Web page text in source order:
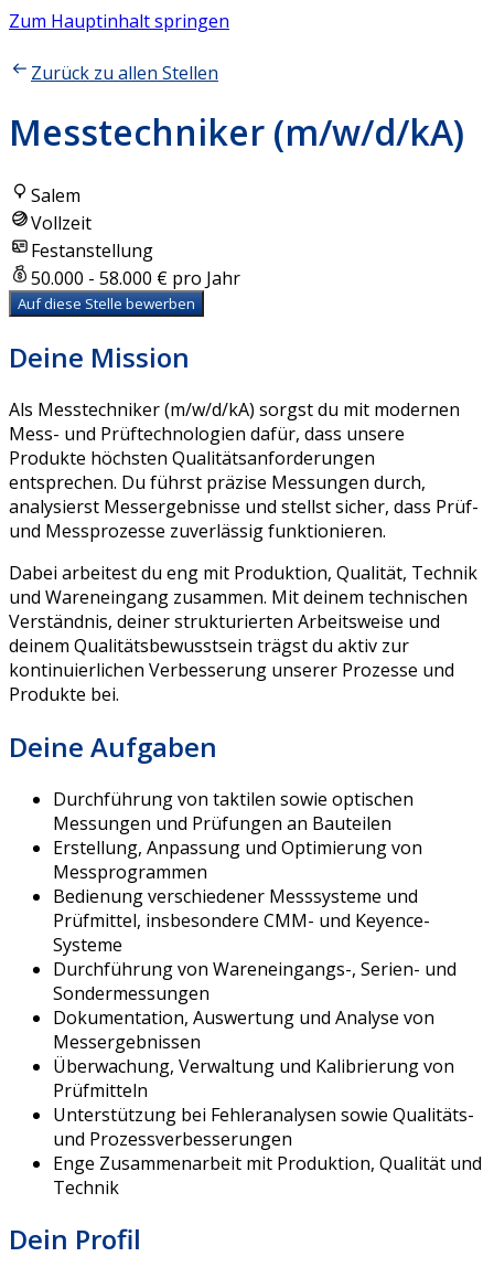
Zum Hauptinhalt springen
Zurück zu allen Stellen
Messtechniker (m/w/d/kA)
Salem
Vollzeit
Festanstellung
50.000 - 58.000 € pro Jahr
Auf diese Stelle bewerben
Deine Mission
Als Messtechniker (m/w/d/kA) sorgst du mit modernen
Mess- und Prüftechnologien dafür, dass unsere
Produkte höchsten Qualitätsanforderungen
entsprechen. Du führst präzise Messungen durch,
analysierst Messergebnisse und stellst sicher, dass Prüf-
und Messprozesse zuverlässig funktionieren.
Dabei arbeitest du eng mit Produktion, Qualität, Technik
und Wareneingang zusammen. Mit deinem technischen
Verständnis, deiner strukturierten Arbeitsweise und
deinem Qualitätsbewusstsein trägst du aktiv zur
kontinuierlichen Verbesserung unserer Prozesse und
Produkte bei.
Deine Aufgaben
Durchführung von taktilen sowie optischen
Messungen und Prüfungen an Bauteilen
Erstellung, Anpassung und Optimierung von
Messprogrammen
Bedienung verschiedener Messsysteme und
Prüfmittel, insbesondere CMM- und Keyence-
Systeme
Durchführung von Wareneingangs-, Serien- und
Sondermessungen
Dokumentation, Auswertung und Analyse von
Messergebnissen
Überwachung, Verwaltung und Kalibrierung von
Prüfmitteln
Unterstützung bei Fehleranalysen sowie Qualitäts-
und Prozessverbesserungen
Enge Zusammenarbeit mit Produktion, Qualität und
Technik
Dein Profil